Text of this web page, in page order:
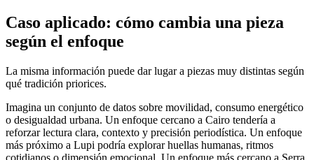
Caso aplicado: cómo cambia una pieza
según el enfoque
La misma información puede dar lugar a piezas muy distintas según
qué tradición priorices.
Imagina un conjunto de datos sobre movilidad, consumo energético
o desigualdad urbana. Un enfoque cercano a Cairo tendería a
reforzar lectura clara, contexto y precisión periodística. Un enfoque
más próximo a Lupi podría explorar huellas humanas, ritmos
cotidianos o dimensión emocional. Un enfoque más cercano a Serra